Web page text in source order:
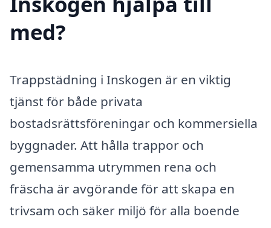
med?
Trappstädning i Inskogen är en viktig
tjänst för både privata
bostadsrättsföreningar och kommersiella
byggnader. Att hålla trappor och
gemensamma utrymmen rena och
fräscha är avgörande för att skapa en
trivsam och säker miljö för alla boende